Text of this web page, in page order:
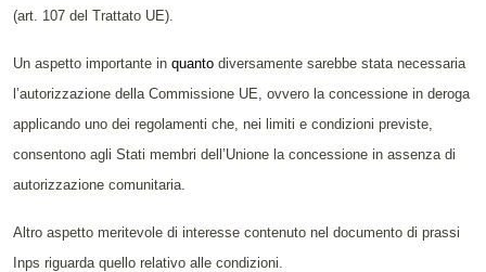
(art. 107 del Trattato UE).
Un aspetto importante in quanto diversamente sarebbe stata necessaria
l’autorizzazione della Commissione UE, ovvero la concessione in deroga
applicando uno dei regolamenti che, nei limiti e condizioni previste,
consentono agli Stati membri dell’Unione la concessione in assenza di
autorizzazione comunitaria.
Altro aspetto meritevole di interesse contenuto nel documento di prassi
Inps riguarda quello relativo alle condizioni.